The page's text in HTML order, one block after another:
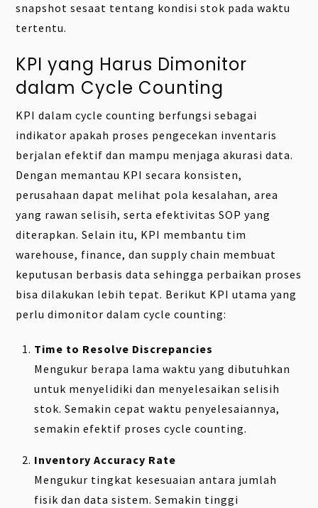
snapshot sesaat tentang kondisi stok pada waktu
tertentu.
KPI yang Harus Dimonitor
dalam Cycle Counting
KPI dalam cycle counting berfungsi sebagai
indikator apakah proses pengecekan inventaris
berjalan efektif dan mampu menjaga akurasi data.
Dengan memantau KPI secara konsisten,
perusahaan dapat melihat pola kesalahan, area
yang rawan selisih, serta efektivitas SOP yang
diterapkan. Selain itu, KPI membantu tim
warehouse, finance, dan supply chain membuat
keputusan berbasis data sehingga perbaikan proses
bisa dilakukan lebih tepat. Berikut KPI utama yang
perlu dimonitor dalam cycle counting:
Time to Resolve Discrepancies
Mengukur berapa lama waktu yang dibutuhkan
untuk menyelidiki dan menyelesaikan selisih
stok. Semakin cepat waktu penyelesaiannya,
semakin efektif proses cycle counting.
Inventory Accuracy Rate
Mengukur tingkat kesesuaian antara jumlah
fisik dan data sistem. Semakin tinggi